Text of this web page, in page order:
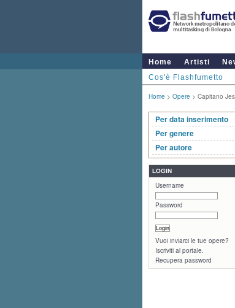
Home Artisti
Cos'è Flashfumetto
Home > Opere > Capitano
Per data inserimento
Per genere
Per autore
LOGIN
Username
Password
Vuoi inviarci le tue opere?
Iscriviti al portale.
Recupera password